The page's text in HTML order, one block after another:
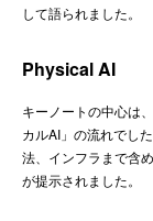
して語られました。
Physical AI
キーノートの中心は
カルAI」の流れでし
法、インフラまで含
が提示されました。